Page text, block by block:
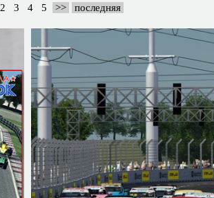
2 3 4 5 >> последняя